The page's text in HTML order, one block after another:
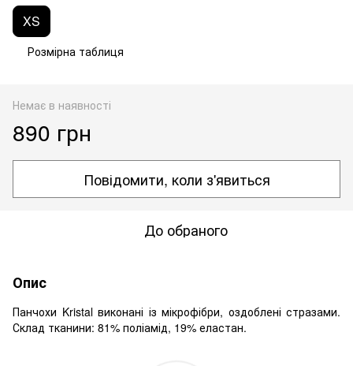
XS
Розмірна таблиця
Немає в наявності
890 грн
Повідомити, коли з'явиться
До обраного
Опис
Панчохи Kristal виконані із мікрофібри, оздоблені стразами.
Склад тканини: 81% поліамід, 19% еластан.